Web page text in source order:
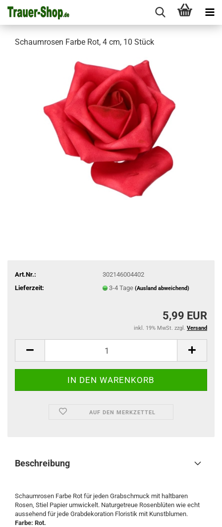
Schaumrosen Farbe Rot, 4 cm, 10 Stück
Art.Nr.:
302146004402
Lieferzeit:
3-4 Tage (Ausland abweichend)
5,99 EUR
inkl. 19% MwSt. zzgl. Versand
AUF DEN MERKZETTEL
Beschreibung
Schaumrosen Farbe Rot für jeden Grabschmuck mit haltbaren
Rosen, Stiel Papier umwickelt. Naturgetreue Rosenblüten wie echt
aussehend für jede Grabdekoration Floristik mit Kunstblumen.
Farbe: Rot.